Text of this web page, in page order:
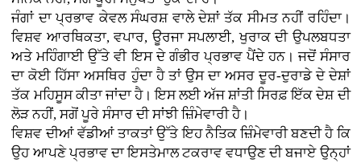
ਜੰਗਾਂ ਦਾ ਪ੍ਰਭਾਵ ਕੇਵਲ ਸੰਘਰਸ਼ ਵਾਲੇ ਦੇਸ਼ਾਂ ਤੱਕ ਸੀਮਤ ਨਹੀਂ ਰਹਿੰਦਾ।
ਵਿਸ਼ਵ ਆਰਥਿਕਤਾ, ਵਪਾਰ, ਊਰਜਾ ਸਪਲਾਈ, ਖੁਰਾਕ ਦੀ ਉਪਲਬਧਤਾ
ਅਤੇ ਮਹਿੰਗਾਈ ਉੱਤੇ ਵੀ ਇਸ ਦੇ ਗੰਭੀਰ ਪ੍ਰਭਾਵ ਪੈਂਦੇ ਹਨ। ਜਦੋਂ ਸੰਸਾਰ
ਦਾ ਕੋਈ ਹਿੱਸਾ ਅਸਥਿਰ ਹੁੰਦਾ ਹੈ ਤਾਂ ਉਸ ਦਾ ਅਸਰ ਦੂਰ-ਦੁਰਾਡੇ ਦੇ ਦੇਸ਼ਾਂ
ਤੱਕ ਮਹਿਸੂਸ ਕੀਤਾ ਜਾਂਦਾ ਹੈ। ਇਸ ਲਈ ਅੱਜ ਸ਼ਾਂਤੀ ਸਿਰਫ਼ ਇੱਕ ਦੇਸ਼ ਦੀ
ਲੋੜ ਨਹੀਂ, ਸਗੋਂ ਪੂਰੇ ਸੰਸਾਰ ਦੀ ਸਾਂਝੀ ਜ਼ਿੰਮੇਵਾਰੀ ਹੈ।
ਵਿਸ਼ਵ ਦੀਆਂ ਵੱਡੀਆਂ ਤਾਕਤਾਂ ਉੱਤੇ ਇਹ ਨੈਤਿਕ ਜ਼ਿੰਮੇਵਾਰੀ ਬਣਦੀ ਹੈ ਕਿ
ਉਹ ਆਪਣੇ ਪ੍ਰਭਾਵ ਦਾ ਇਸਤੇਮਾਲ ਟਕਰਾਵ ਵਧਾਉਣ ਦੀ ਬਜਾਏ ਉਨ੍ਹਾਂ